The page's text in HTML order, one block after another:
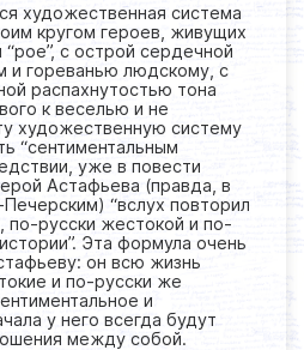
художественная система
кругом героев, живущих
с острой сердечной
и гореванью людскому, с
распахнутостью тона
к веселью и не
художественную систему
“сентиментальным
уже в повести
Астафьева (правда, в
“вслух повторил
по-русски жестокой и по-
Эта формула очень
он всю жизнь
и по-русски же
и
у него всегда будут
между собой.